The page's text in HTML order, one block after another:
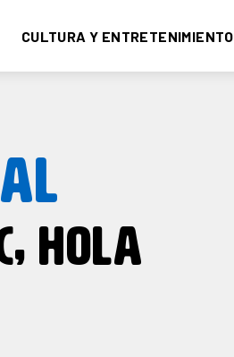
CULTURA Y ENTRETENIMIENTO
HOLA